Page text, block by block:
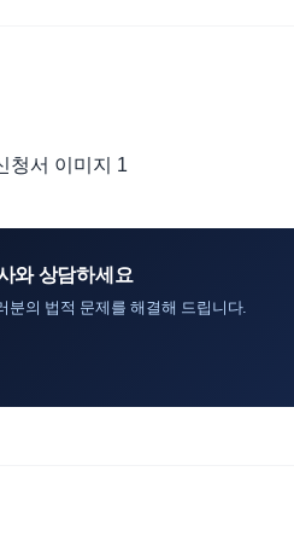
와 상담하세요
분의 법적 문제를 해결해 드립니다.